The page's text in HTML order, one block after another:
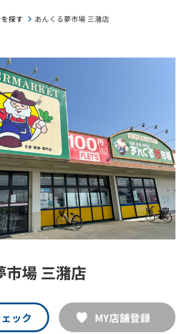
探す あんくる夢市場 三潴店
市場 三潴店
ック MY店舗登録